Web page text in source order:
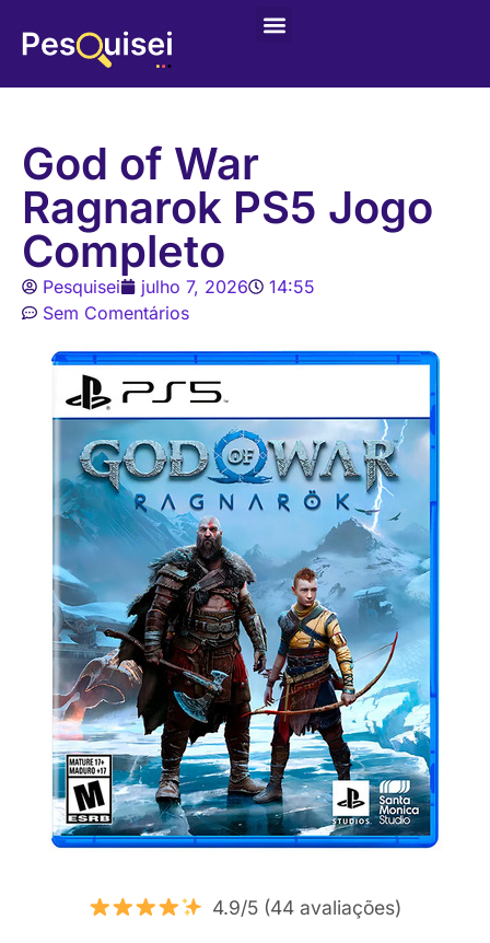
God of War
Ragnarok PS5 Jogo
Completo
Pesquisei julho 7, 2026
14:55
Sem Comentários
4.9/5 (44 avaliações)